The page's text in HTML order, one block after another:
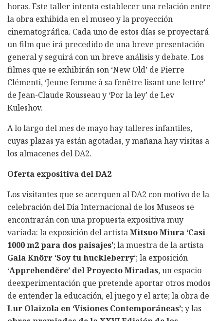
horas. Este taller intenta establecer una relación entre
la obra exhibida en el museo y la proyección
cinematográfica. Cada uno de estos días se proyectará
un film que irá precedido de una breve presentación
general y seguirá con un breve análisis y debate. Los
filmes que se exhibirán son ‘New Old’ de Pierre
Clémenti, ‘Jeune femme à sa fenêtre lisant une lettre’
de Jean-Claude Rousseau y ‘Por la ley’ de Lev
Kuleshov.
A lo largo del mes de mayo hay talleres infantiles,
cuyas plazas ya están agotadas, y mañana hay visitas a
los almacenes del DA2.
Oferta expositiva del DA2
Los visitantes que se acerquen al DA2 con motivo de la
celebración del Día Internacional de los Museos se
encontrarán con una propuesta expositiva muy
variada: la exposición del artistaMitsuo Miura ‘Casi
1000 m2 para dos paisajes’; la muestra de la artista
Gala Knörr ‘Soy tu huckleberry‘; la exposición
‘Apprehendĕre’ del Proyecto Miradas, un espacio
deexperimentación que pretende aportar otros modos
de entender la educación, el juego y el arte; la obra de
Lur Olaizola en ‘Visiones Contemporáneas’; y las